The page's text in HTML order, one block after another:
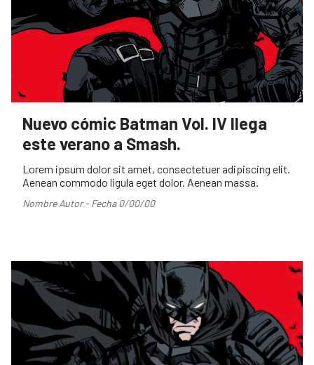
Nuevo cómic Batman Vol. IV llega
este verano a Smash.
Lorem ipsum dolor sit amet, consectetuer adipiscing elit.
Aenean commodo ligula eget dolor. Aenean massa.
Nombre Autor - Fecha 0/00/00